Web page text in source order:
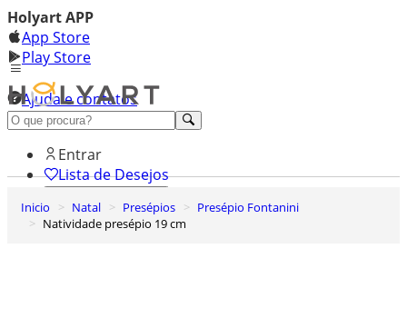
Holyart APP
App Store
Play Store
Ajuda e contatos
Conheça premium
Entrar
Lista de Desejos
Carrinho de Compras
Inicio Natal Presépios
Presépio Fontanini
Natividade presépio 19 cm